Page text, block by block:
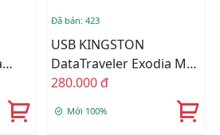
Đã bán: 423
USB KINGSTON
DataTraveler Exodia M
128GB USB 3.2 Gen 1
280.000 đ
Mới 100%